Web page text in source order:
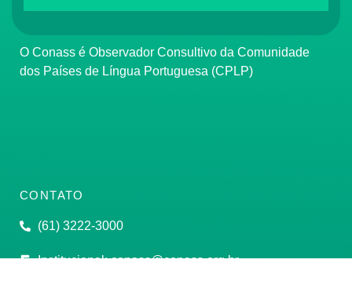
O Conass é Observador Consultivo da Comunidade
dos Países de Língua Portuguesa (CPLP)
CONTATO
(61) 3222-3000
Institucional:conass@conass.org.br